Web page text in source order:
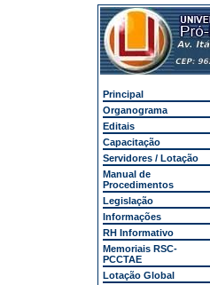
Principal
Organograma
Editais
Capacitação
Servidores / Lotação
Manual de
Procedimentos
Legislação
Informações
RH Informativo
Memoriais RSC-
PCCTAE
Lotação Global